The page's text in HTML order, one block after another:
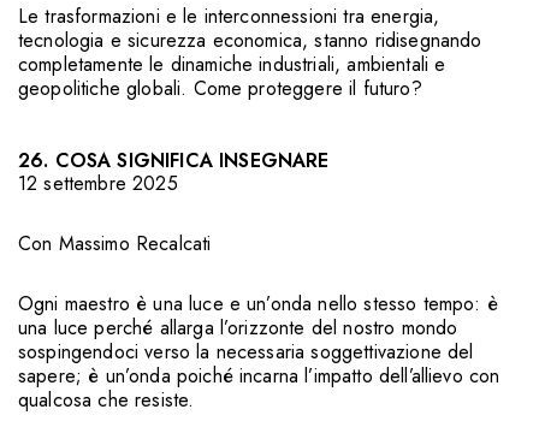
Le trasformazioni e le interconnessioni tra energia,
tecnologia e sicurezza economica, stanno ridisegnando
completamente le dinamiche industriali, ambientali e
geopolitiche globali. Come proteggere il futuro?
26. COSA SIGNIFICA INSEGNARE
12 settembre 2025
Con Massimo Recalcati
Ogni maestro è una luce e un’onda nello stesso tempo: è
una luce perché allarga l’orizzonte del nostro mondo
sospingendoci verso la necessaria soggettivazione del
sapere; è un’onda poiché incarna l’impatto dell’allievo con
qualcosa che resiste.